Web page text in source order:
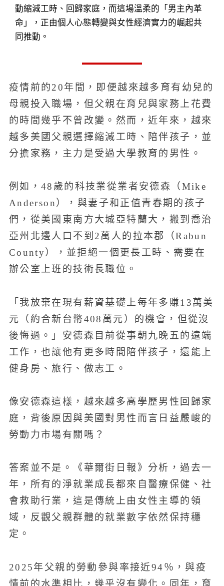
動縮減工時、回歸家庭，而這場溫柔的「男主內革
命」，正由個人心態轉變與女性經濟實力的崛起共
同推動。
疫情前的20年間，即便越來越多育有幼兒的
母親投入職場，但父親在育兒與家務上花費
的時間幾乎不曾改變。然而，近年來，越來
越多美國父親選擇縮減工時、陪伴孩子，並
分擔家務，主力是受過大學教育的男性。
例如，48歲的科技業從業者安德森（Mike
Anderson），與妻子和正值青春期的孩子
們，從美國東南方大城亞特蘭大，搬到喬治
亞州北邊人口不到2萬人的拉本郡（Rabun
County），並拒絕一個更長工時、需要在
辦公室上班的技術長職位。
「我放棄在現有薪資基礎上每年多賺13萬美
元（約合新台幣408萬元）的機會，但從沒
後悔過。」安德森目前從事朝九晚五的遠端
工作，也讓他有更多時間陪伴孩子，還能上
健身房、旅行、做志工。
像安德森這樣，越來越多高學歷男性回歸家
庭，背後原因與美國對男性而言日益嚴峻的
勞動力市場有關嗎？
答案並不是。《華爾街日報》分析，過去一
年，所有的淨就業成長都來自醫療保健、社
會救助行業，這是傳統上由女性主導的領
域，反觀父親群體的就業數字依然保持穩
定。
2025年父親的勞動參與率接近94％，與疫
情前的水準相比，幾乎沒有變化。同年，育